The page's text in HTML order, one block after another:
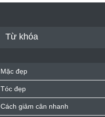
nữ 40+
Thời trang nữ 21/
Từ khóa
Mặc đẹp
Tóc đẹp
Cách giảm cân nhanh